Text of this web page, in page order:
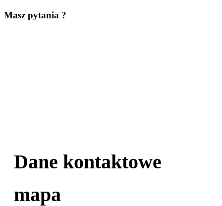
Masz pytania ?
Dane kontaktowe
mapa